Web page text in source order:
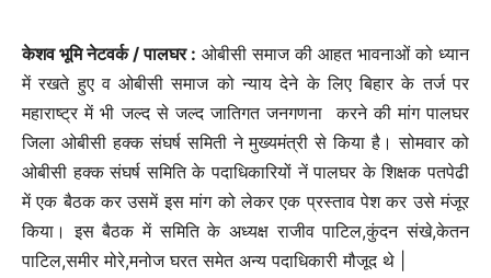
केशव भूमि नेटवर्क / पालघर : ओबीसी समाज की आहत भावनाओं को ध्यान
में रखते हुए व ओबीसी समाज को न्याय देने के लिए बिहार के तर्ज पर
महाराष्ट्र में भी जल्द से जल्द जातिगत जनगणना करने की मांग पालघर
जिला ओबीसी हक्क संघर्ष समिती ने मुख्यमंत्री से किया है। सोमवार को
ओबीसी हक्क संघर्ष समिति के पदाधिकारियों नें पालघर के शिक्षक पतपेढी
में एक बैठक कर उसमें इस मांग को लेकर एक प्रस्ताव पेश कर उसे मंजूर
किया। इस बैठक में समिति के अध्यक्ष राजीव पाटिल,कुंदन संखे,केतन
पाटिल,समीर मोरे,मनोज घरत समेत अन्य पदाधिकारी मौजूद थे |